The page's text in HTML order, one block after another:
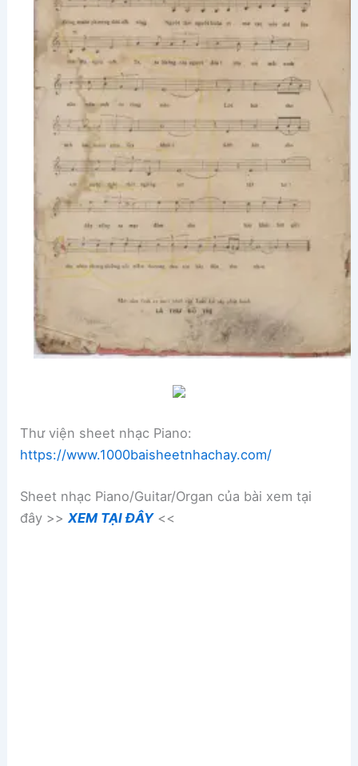
Thư viện sheet nhạc Piano:
https://www.1000baisheetnhachay.com/
Sheet nhạc Piano/Guitar/Organ của bài xem tại
đây >>XEM TẠI ĐÂY<<